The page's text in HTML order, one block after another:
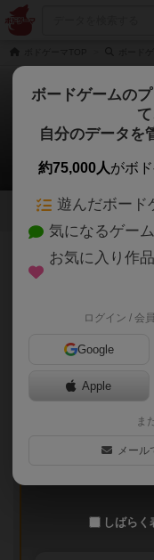
243店
10 2
5本のキュウリで遊ぶこと
243店登録されています。
ントでログインすると、同
キウイ！(
大阪府大阪市中央区森ノ
「キウイ！」は、2011
てスタートしたボード
ボードゲームの
て
自分のデータを
約75,000人がボ
遊んだボード
気になるゲー
お気に入り作
ログイン / 会
Google
Apple
ま
メール
しばら